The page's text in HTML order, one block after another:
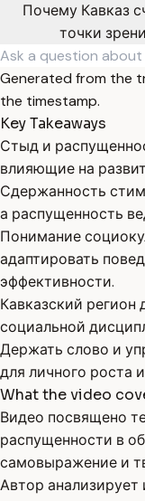
Почему Кавказ
точки
Generated from the
the timestamp.
Key Takeaways
Стыд и
влияющие на
Сдержанность
а распущенность
Понимание
адаптировать
эффективности.
Кавказский
социальной
Держать слово и
для личного роста
What the video
Видео посвящено
распущенности в
самовыражение и
Автор